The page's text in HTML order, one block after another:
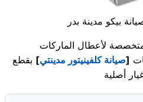
بيكو مدينة بدر
لأعطال الماركات
[صيانة كلفينيتور مدينتي] بقطع